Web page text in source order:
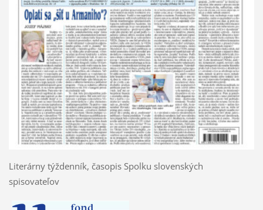
Literárny týždenník, časopis Spolku slovenských
spisovateľov